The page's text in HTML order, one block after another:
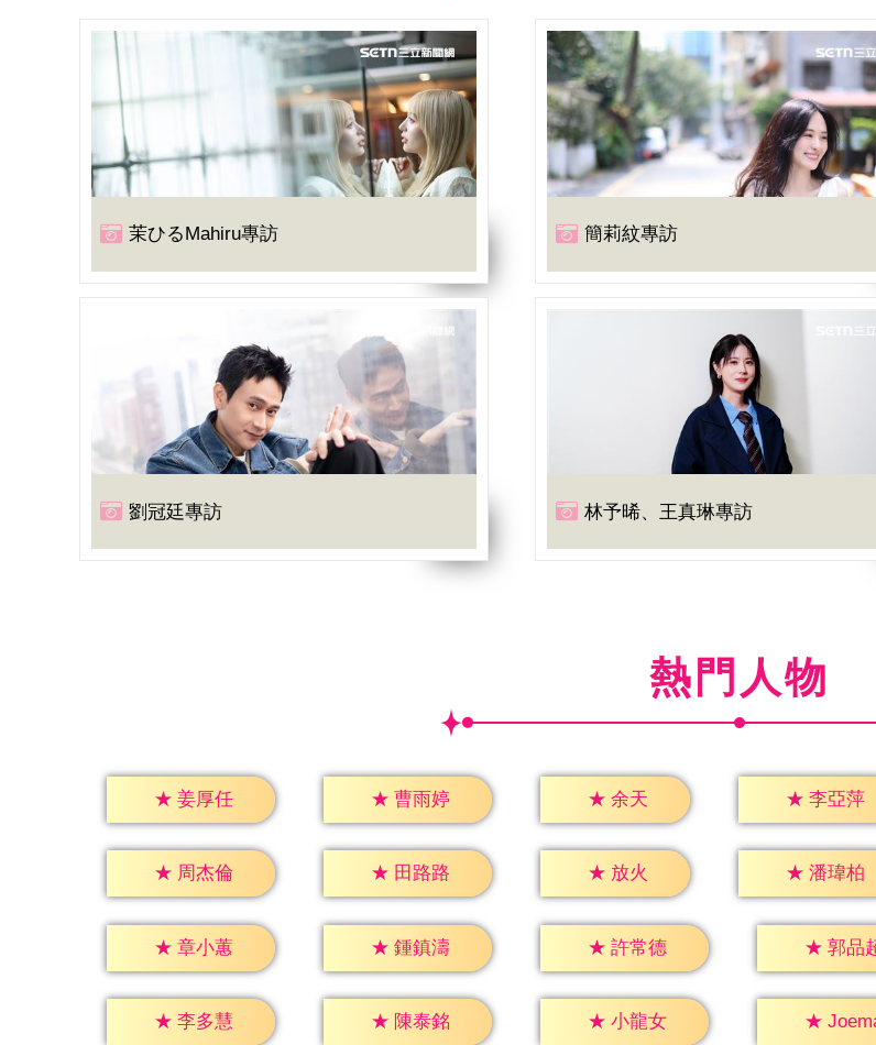
茉ひるMahiru專訪 簡莉紋專訪
劉冠廷專訪 林予晞、王真琳專訪
熱門人物
★ 姜厚任 ★ 曹雨婷 ★ 余天 ★ 李亞萍
★ 周杰倫 ★ 田路路 ★ 放火 ★ 潘瑋柏
★ 章小蕙 ★ 鍾鎮濤 ★ 許常德 ★ 郭品
★ 李多慧 ★ 陳泰銘 ★ 小龍女 ★